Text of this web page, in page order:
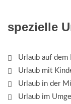
spezielle
Urlaub auf dem
Urlaub mit
Urlaub in der
Urlaub im